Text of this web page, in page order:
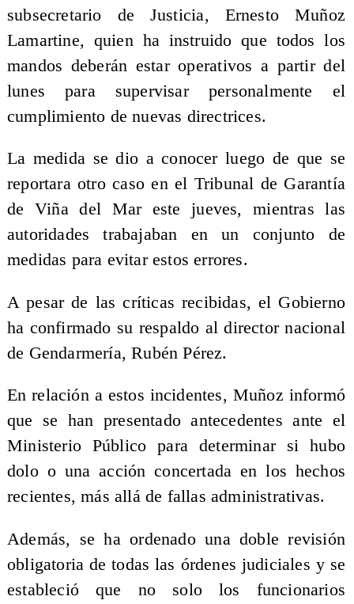
subsecretario de Justicia, Ernesto Muñoz
Lamartine, quien ha instruido que todos los
mandos deberán estar operativos a partir del
lunes para supervisar personalmente el
cumplimiento de nuevas directrices.
La medida se dio a conocer luego de que se
reportara otro caso en el Tribunal de Garantía
de Viña del Mar este jueves, mientras las
autoridades trabajaban en un conjunto de
medidas para evitar estos errores.
A pesar de las críticas recibidas, el Gobierno
ha confirmado su respaldo al director nacional
de Gendarmería, Rubén Pérez.
En relación a estos incidentes, Muñoz informó
que se han presentado antecedentes ante el
Ministerio Público para determinar si hubo
dolo o una acción concertada en los hechos
recientes, más allá de fallas administrativas.
Además, se ha ordenado una doble revisión
obligatoria de todas las órdenes judiciales y se
estableció que no solo los funcionarios